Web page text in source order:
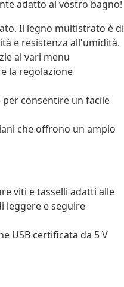
adatto al vostro bagno!
Il legno multistrato è di
e resistenza all'umidità.
ai vari menu
la regolazione
consentire un facile
che offrono un ampio
viti e tasselli adatti alle
leggere e seguire
USB certificata da 5 V